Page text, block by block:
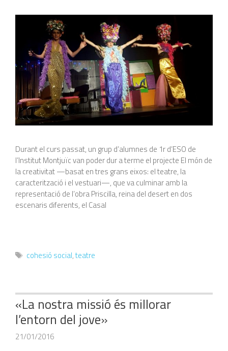
Durant el curs passat, un grup d’alumnes de 1r d’ESO de
l’Institut Montjuïc van poder dur a terme el projecte El món de
la creativitat —basat en tres grans eixos: el teatre, la
caracterització i el vestuari—, que va culminar amb la
representació de l’obra Priscilla, reina del desert en dos
escenaris diferents, el Casal
Etiquetes
cohesió social,teatre
«La nostra missió és millorar
l’entorn del jove»
21/01/2016